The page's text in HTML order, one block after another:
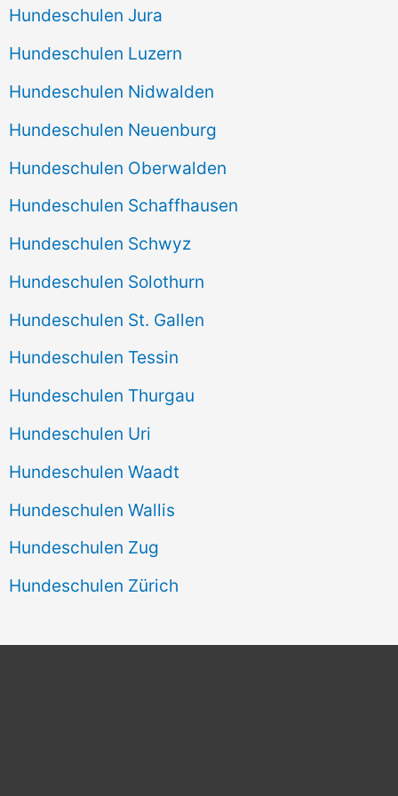
Hundeschulen Jura
Hundeschulen Luzern
Hundeschulen Nidwalden
Hundeschulen Neuenburg
Hundeschulen Oberwalden
Hundeschulen Schaffhausen
Hundeschulen Schwyz
Hundeschulen Solothurn
Hundeschulen St. Gallen
Hundeschulen Tessin
Hundeschulen Thurgau
Hundeschulen Uri
Hundeschulen Waadt
Hundeschulen Wallis
Hundeschulen Zug
Hundeschulen Zürich